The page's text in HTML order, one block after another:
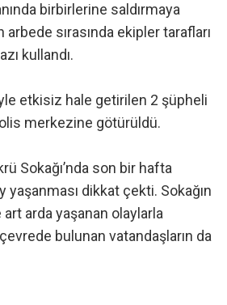
birbirlerine saldırmaya
sırasında ekipler tarafları
kullandı.
etkisiz hale getirilen 2 şüpheli
merkezine götürüldü.
Sokağı’nda son bir hafta
yaşanması dikkat çekti. Sokağın
arda yaşanan olaylarla
bulunan vatandaşların da